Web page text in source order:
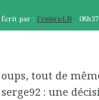
Écrit par : FrédéricLN 08h37
oups, tout de
serge92 : une